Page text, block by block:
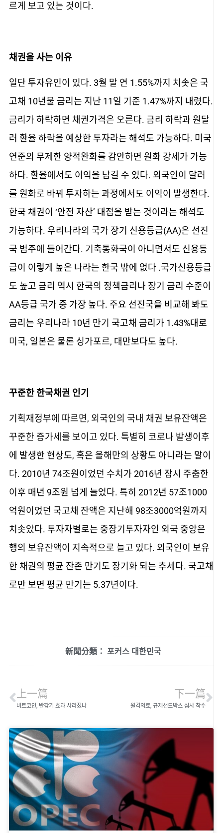
르게 보고 있는 것이다.
채권을 사는 이유
일단 투자유인이 있다. 3월 말 연 1.55%까지 치솟은 국
고채 10년물 금리는 지난 11일 기준 1.47%까지 내렸다.
금리가 하락하면 채권가격은 오른다. 금리 하락과 원달
러 환율 하락을 예상한 투자라는 해석도 가능하다. 미국
연준의 무제한 양적완화를 감안하면 원화 강세가 가능
하다. 환율에서도 이익을 남길 수 있다. 외국인이 달러
를 원화로 바꿔 투자하는 과정에서도 이익이 발생한다.
한국 채권이 ‘안전 자산’ 대접을 받는 것이라는 해석도
가능하다. 우리나라의 국가 장기 신용등급(AA)은 선진
국 범주에 들어간다. 기축통화국이 아니면서도 신용등
급이 이렇게 높은 나라는 한국 밖에 없다 .국가신용등급
도 높고 금리 역시 한국의 정책금리나 장기 금리 수준이
AA등급 국가 중 가장 높다. 주요 선진국을 비교해 봐도
금리는 우리나라 10년 만기 국고채 금리가 1.43%대로
미국, 일본은 물론 싱가포르, 대만보다도 높다.
꾸준한 한국채권 인기
기획재정부에 따르면, 외국인의 국내 채권 보유잔액은
꾸준한 증가세를 보이고 있다. 특별히 코로나 발생이후
에 발생한 현상도, 혹은 올해만의 상황도 아니라는 말이
다. 2010년 74조원이었던 수치가 2016년 잠시 주춤한
이후 매년 9조원 넘게 늘었다. 특히 2012년 57조1000
억원이었던 국고채 잔액은 지난해 98조3000억원까지
치솟았다. 투자자별로는 중장기투자자인 외국 중앙은
행의 보유잔액이 지속적으로 늘고 있다. 외국인이 보유
한 채권의 평균 잔존 만기도 장기화 되는 추세다. 국고채
로만 보면 평균 만기는 5.37년이다.
新聞分類： 포커스 대한민국
上一篇
비트코인, 반감기 효과 사라졌나
下一篇
원격의료, 규제샌드박스 심사 착수